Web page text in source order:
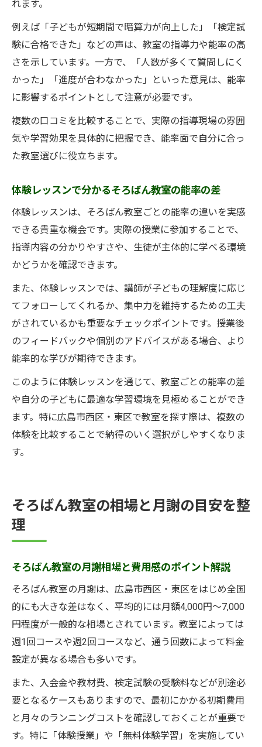
れます。
例えば「子どもが短期間で暗算力が向上した」「検定試
験に合格できた」などの声は、教室の指導力や能率の高
さを示しています。一方で、「人数が多くて質問しにく
かった」「進度が合わなかった」といった意見は、能率
に影響するポイントとして注意が必要です。
複数の口コミを比較することで、実際の指導現場の雰囲
気や学習効果を具体的に把握でき、能率面で自分に合っ
た教室選びに役立ちます。
体験レッスンで分かるそろばん教室の能率の差
体験レッスンは、そろばん教室ごとの能率の違いを実感
できる貴重な機会です。実際の授業に参加することで、
指導内容の分かりやすさや、生徒が主体的に学べる環境
かどうかを確認できます。
また、体験レッスンでは、講師が子どもの理解度に応じ
てフォローしてくれるか、集中力を維持するための工夫
がされているかも重要なチェックポイントです。授業後
のフィードバックや個別のアドバイスがある場合、より
能率的な学びが期待できます。
このように体験レッスンを通じて、教室ごとの能率の差
や自分の子どもに最適な学習環境を見極めることができ
ます。特に広島市西区・東区で教室を探す際は、複数の
体験を比較することで納得のいく選択がしやすくなりま
す。
そろばん教室の相場と月謝の目安を整
理
そろばん教室の月謝相場と費用感のポイント解説
そろばん教室の月謝は、広島市西区・東区をはじめ全国
的にも大きな差はなく、平均的には月額4,000円～7,000
円程度が一般的な相場とされています。教室によっては
週1回コースや週2回コースなど、通う回数によって料金
設定が異なる場合も多いです。
また、入会金や教材費、検定試験の受験料などが別途必
要となるケースもありますので、最初にかかる初期費用
と月々のランニングコストを確認しておくことが重要で
す。特に「体験授業」や「無料体験学習」を実施してい